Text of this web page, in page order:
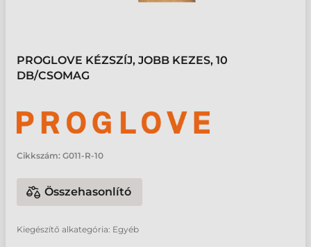
PROGLOVE KÉZSZÍJ, JOBB KEZES, 10
DB/CSOMAG
Cikkszám: G011-R-10
Összehasonlító
Kiegészítő alkategória: Egyéb